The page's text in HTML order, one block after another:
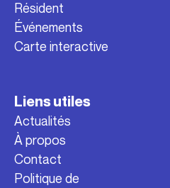
Résident
Événements
Carte interactive
Liens utiles
Actualités
À propos
Contact
Politique de